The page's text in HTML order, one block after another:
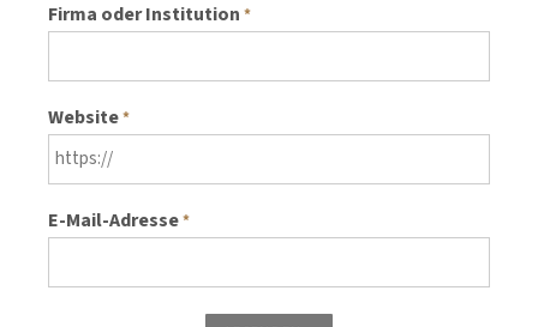
Firma oder Institution *
Website*
E-Mail-Adresse*